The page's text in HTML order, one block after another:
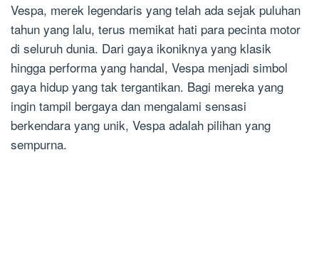
Vespa, merek legendaris yang telah ada sejak puluhan
tahun yang lalu, terus memikat hati para pecinta motor
di seluruh dunia. Dari gaya ikoniknya yang klasik
hingga performa yang handal, Vespa menjadi simbol
gaya hidup yang tak tergantikan. Bagi mereka yang
ingin tampil bergaya dan mengalami sensasi
berkendara yang unik, Vespa adalah pilihan yang
sempurna.